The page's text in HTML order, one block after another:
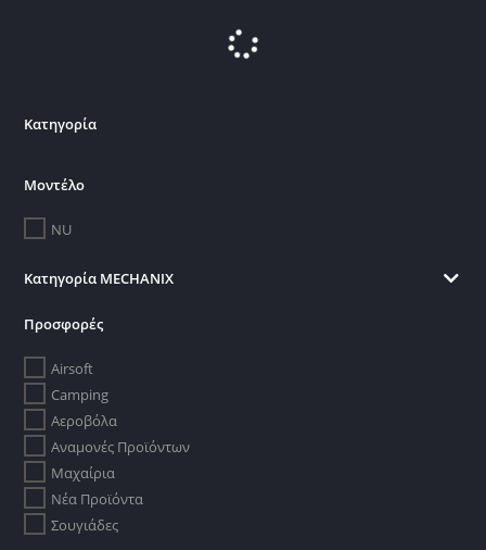
Κατηγορία
Μοντέλο
NU
Κατηγορία MECHANIX
Προσφορές
Airsoft
Camping
Αεροβόλα
Αναμονές Προϊόντων
Μαχαίρια
Νέα Προϊόντα
Σουγιάδες